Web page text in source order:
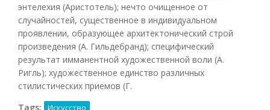
энтелехия (Аристотель); нечто очищенное от
случайностей, существенное в индивидуальном
проявлении, образующее архитектонический строй
произведения (А. Гильдебранд); специфический
результат имманентной художественной воли (А.
Ригль); художественное единство различных
стилистических приемов (Г.
Tags:
Искусство